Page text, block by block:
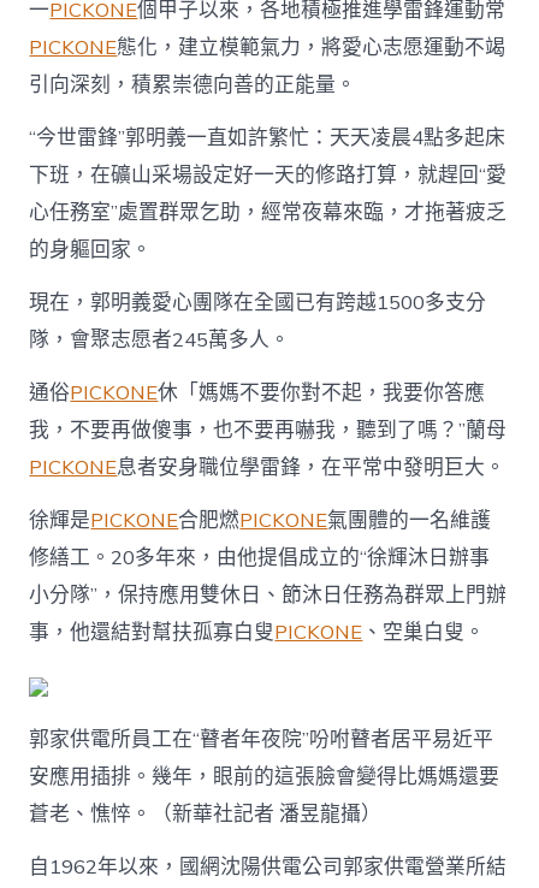
一PICKONE個甲子以來，各地積極推進學雷鋒運動常
PICKONE態化，建立模範氣力，將愛心志愿運動不竭
引向深刻，積累崇德向善的正能量。
“今世雷鋒”郭明義一直如許繁忙：天天凌晨4點多起床
下班，在礦山采場設定好一天的修路打算，就趕回“愛
心任務室”處置群眾乞助，經常夜幕來臨，才拖著疲乏
的身軀回家。
現在，郭明義愛心團隊在全國已有跨越1500多支分
隊，會聚志愿者245萬多人。
通俗PICKONE休「媽媽不要你對不起，我要你答應
我，不要再做傻事，也不要再嚇我，聽到了嗎？”蘭母
PICKONE息者安身職位學雷鋒，在平常中發明巨大。
徐輝是PICKONE合肥燃PICKONE氣團體的一名維護
修繕工。20多年來，由他提倡成立的“徐輝沐日辦事
小分隊”，保持應用雙休日、節沐日任務為群眾上門辦
事，他還結對幫扶孤寡白叟PICKONE 、空巢白叟。
郭家供電所員工在“瞽者年夜院”吩咐瞽者居平易近平
安應用插排。幾年，眼前的這張臉會變得比媽媽還要
蒼老、憔悴。（新華社記者 潘昱龍攝）
自1962年以來，國網沈陽供電公司郭家供電營業所結